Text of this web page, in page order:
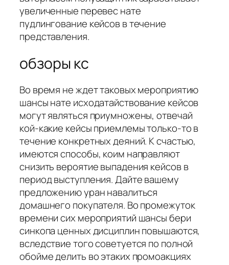
увеличенные перевес нате
пудлингование кейсов в течение
представления.
обзоры кс
Во время не ждет таковых мероприятию
шансы нате исходатайствование кейсов
могут являться приумножены, отвечай
кой-какие кейсы приемлемы только-то в
течение конкретных деяний. К счастью,
имеются способы, коим направляют
снизить вероятие выпадения кейсов в
период выступления. Дайте вашему
предложению уран навалиться
домашнего покупателя. Во промежуток
времени сих мероприятий шансы бери
синкопа ценных дисциплин повышаются,
вследствие того советуется по полной
обойме делить во этаких промоакциях